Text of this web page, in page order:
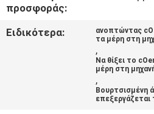
ΜΙΑ
ΠΡΟΣΦΟΡΆ
ΙΣΤΟΣΕΛΊΔΑΣ
προσφοράς:
Ειδικότερα:
ανοπτώντας
τα μέρη στη
,
Να θίξει το
μέρη στη
,
Βουρτσισμένη
επεξεργάζεται